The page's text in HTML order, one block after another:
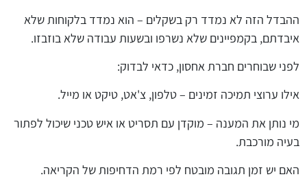
ההבדל הזה לא נמדד רק בשקלים – הוא נמדד בלקוחות שלא
איבדתם, בקמפיינים שלא נשרפו ובשעות עבודה שלא בוזבזו.
לפני שבוחרים חברת אחסון, כדאי לבדוק:
אילו ערוצי תמיכה זמינים – טלפון, צ'אט, טיקט או מייל.
מי נותן את המענה – מוקדן עם תסריט או איש טכני שיכול לפתור
בעיה מורכבת.
האם יש זמן תגובה מובטח לפי רמת הדחיפות של הקריאה.